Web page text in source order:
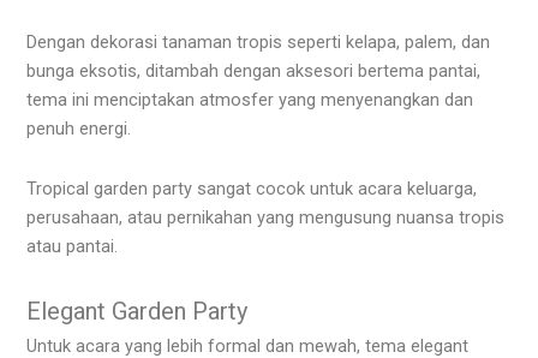
Dengan dekorasi tanaman tropis seperti kelapa, palem, dan
bunga eksotis, ditambah dengan aksesori bertema pantai,
tema ini menciptakan atmosfer yang menyenangkan dan
penuh energi.
Tropical garden party sangat cocok untuk acara keluarga,
perusahaan, atau pernikahan yang mengusung nuansa tropis
atau pantai.
Elegant Garden Party
Untuk acara yang lebih formal dan mewah, tema elegant